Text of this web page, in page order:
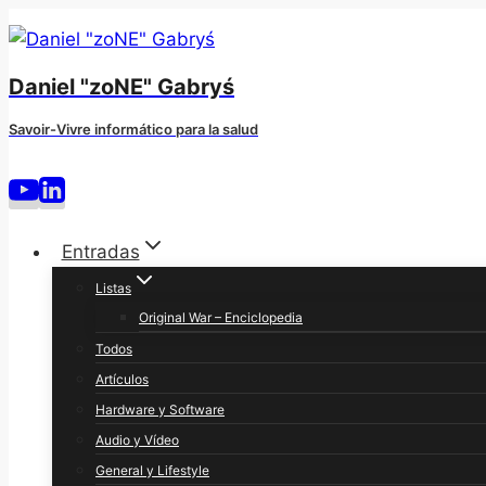
Saltar
contenido
Daniel "zoNE" Gabryś
Savoir-Vivre informático para la salud
Entradas
Listas
Original War – Enciclopedia
Todos
Artículos
Hardware y Software
Audio y Vídeo
General y Lifestyle